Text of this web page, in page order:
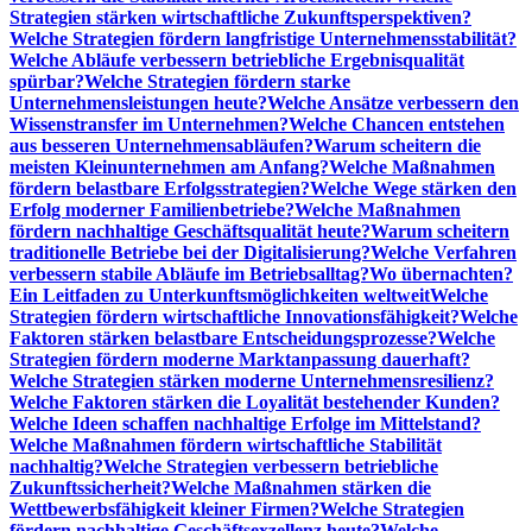
Strategien stärken wirtschaftliche Zukunftsperspektiven?
Welche Strategien fördern langfristige Unternehmensstabilität?
Welche Abläufe verbessern betriebliche Ergebnisqualität
spürbar?Welche Strategien fördern starke
Unternehmensleistungen heute?Welche Ansätze verbessern den
Wissenstransfer im Unternehmen?Welche Chancen entstehen
aus besseren Unternehmensabläufen?Warum scheitern die
meisten Kleinunternehmen am Anfang?Welche Maßnahmen
fördern belastbare Erfolgsstrategien?Welche Wege stärken den
Erfolg moderner Familienbetriebe?Welche Maßnahmen
fördern nachhaltige Geschäftsqualität heute?Warum scheitern
traditionelle Betriebe bei der Digitalisierung?Welche Verfahren
verbessern stabile Abläufe im Betriebsalltag?Wo übernachten?
Ein Leitfaden zu Unterkunftsmöglichkeiten weltweitWelche
Strategien fördern wirtschaftliche Innovationsfähigkeit?Welche
Faktoren stärken belastbare Entscheidungsprozesse?Welche
Strategien fördern moderne Marktanpassung dauerhaft?
Welche Strategien stärken moderne Unternehmensresilienz?
Welche Faktoren stärken die Loyalität bestehender Kunden?
Welche Ideen schaffen nachhaltige Erfolge im Mittelstand?
Welche Maßnahmen fördern wirtschaftliche Stabilität
nachhaltig?Welche Strategien verbessern betriebliche
Zukunftssicherheit?Welche Maßnahmen stärken die
Wettbewerbsfähigkeit kleiner Firmen?Welche Strategien